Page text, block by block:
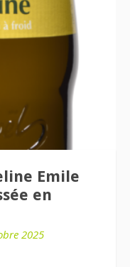
Emile
en
2025